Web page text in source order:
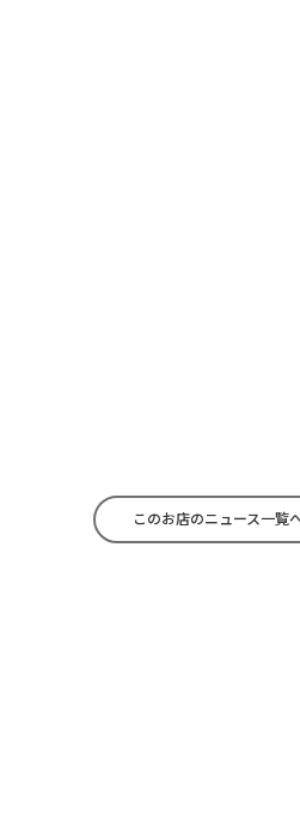
このお店のニュース一覧